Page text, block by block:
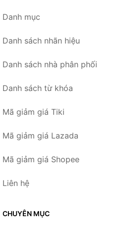
Danh mục
Danh sách nhãn hiệu
Danh sách nhà phân phối
Danh sách từ khóa
Mã giảm giá Tiki
Mã giảm giá Lazada
Mã giảm giá Shopee
Liên hệ
CHUYÊN MỤC